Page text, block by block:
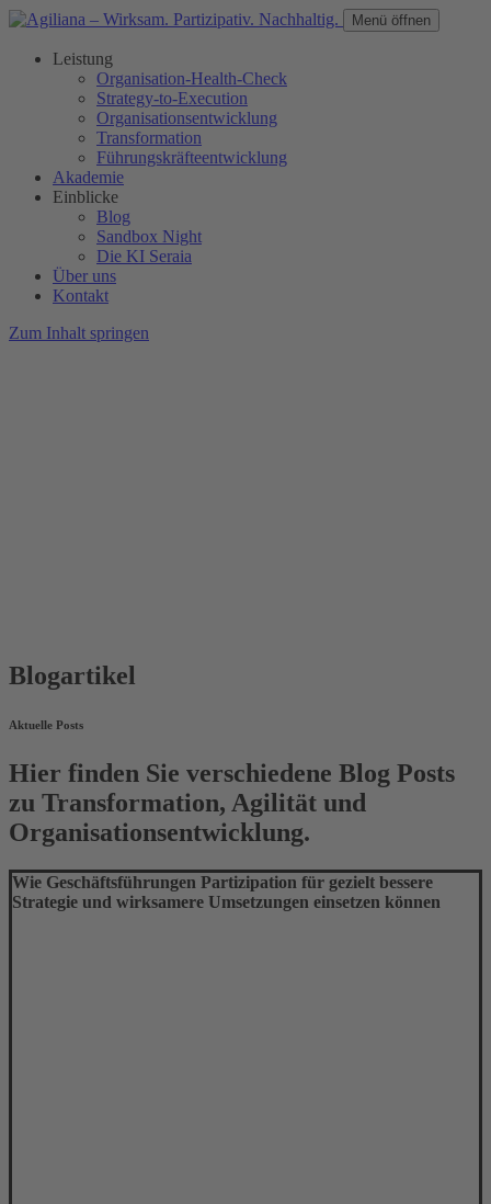
Menü öffnen
Leistung
Organisation-Health-Check
Strategy-to-Execution
Organisationsentwicklung
Transformation
Führungskräfteentwicklung
Akademie
Einblicke
Blog
Sandbox Night
Die KI Seraia
Über uns
Kontakt
Zum Inhalt springen
Blogartikel
Aktuelle Posts
Hier finden Sie verschiedene Blog Posts
zu Transformation, Agilität und
Organisationsentwicklung.
Wie Geschäftsführungen Partizipation für gezielt bessere
Strategie und wirksamere Umsetzungen einsetzen können